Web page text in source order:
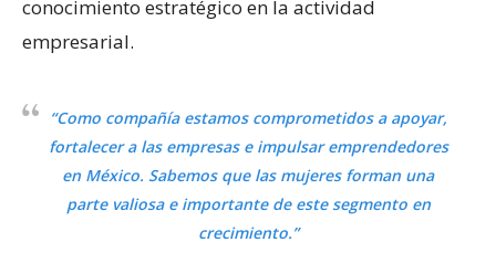
conocimiento estratégico en la actividad
empresarial.
“Como compañía estamos comprometidos a apoyar,
fortalecer a las empresas e impulsar emprendedores
en México. Sabemos que las mujeres forman una
parte valiosa e importante de este segmento en
crecimiento.”